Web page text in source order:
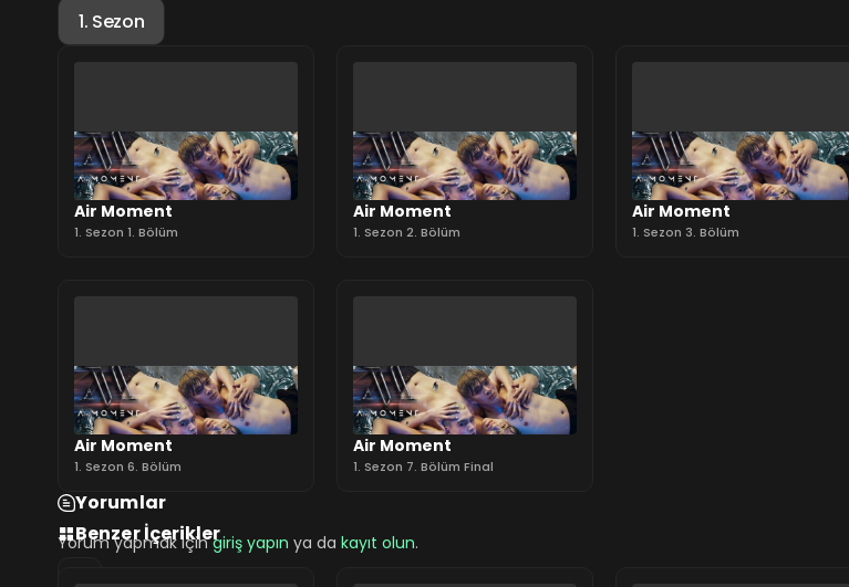
1. Sezon
Air Moment
1. Sezon 1. Bölüm
Air Moment
1. Sezon 2. Bölüm
Air Moment
1. Sezon 3. Bölüm
Air Moment
1. Sezon 6. Bölüm
Air Moment
1. Sezon 7. Bölüm Final
Yorumlar
Yorum yapmak içingiriş yapın ya da kayıt olun.
Benzer İçerikler